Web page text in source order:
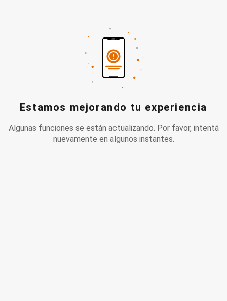
Estamos mejorando tu experiencia
Algunas funciones se están actualizando. Por favor, intentá
nuevamente en algunos instantes.